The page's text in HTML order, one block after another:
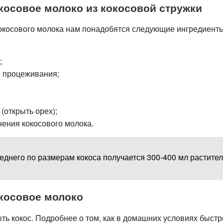
молоко из кокосовой стружки
молока нам понадобятся следующие
процеживания;
орех);
кокосового молока.
по размерам кокоса получается 300-400 мл
молоко
кокос. Подробнее о том, как в домашних условиях